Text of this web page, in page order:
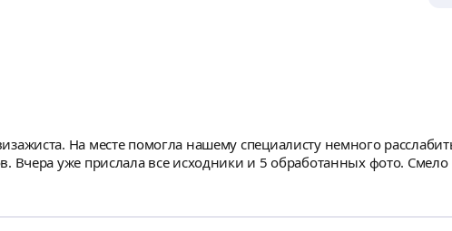
На месте помогла нашему специалисту немного
Вчера уже прислала все исходники и 5 обработанных фото. Смело